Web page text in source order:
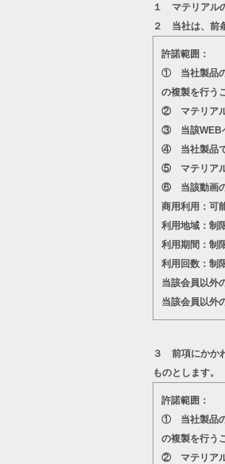
１ マテリアル
２ 当社は、前
許諾範囲：
① 当社製品の
の複製を行う
② マテリアル
③ 当該WEB
④ 当社製品で
⑤ マテリアル
⑥ 当該動画の
商用利用：可能
利用地域：制
利用期間：制
利用回数：制
当該会員以外
当該会員以外
３ 前項にかか
ものとします。
許諾範囲：
① 当社製品の
の複製を行う
② マテリアル